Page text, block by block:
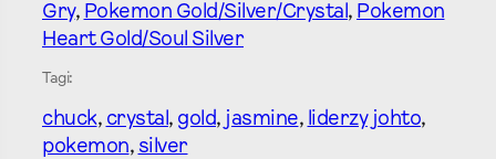
Gry, Pokemon Gold/Silver/Crystal , Pokemon
Heart Gold/Soul Silver
Tagi:
chuck, crystal , gold, jasmine, liderzy johto
pokemon, silver